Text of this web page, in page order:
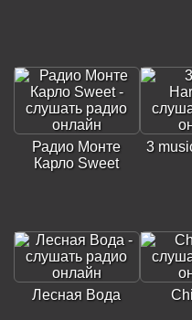
Радио Монте
Карло Sweet
3
Лесная Вода